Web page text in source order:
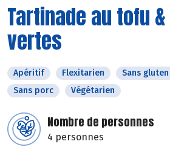
Tartinade au tofu
vertes
Apéritif Flexitarien Sans gluten
Sans porc
Végétarien
Nombre de personnes
4 personnes